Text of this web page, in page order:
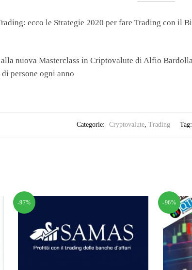
ecco le Strategie 2020 per fare Trading con il
nuova Masterclass in Criptovalute di Alfio
persone ogni anno
Categorie: Cryptovalute, Trading Tag:
-97% -96%